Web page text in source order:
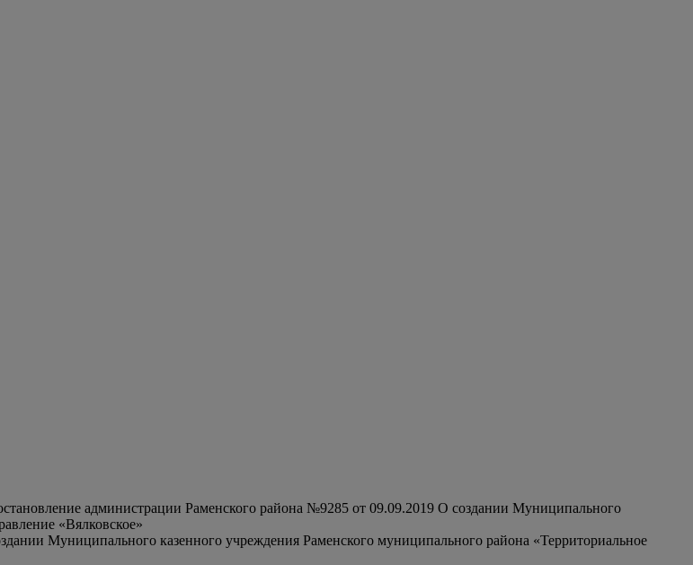
администрации Раменского района №9285 от 09.09.2019 О создании Муниципального
«Вялковское»
Муниципального казенного учреждения Раменского муниципального района «Территориальное